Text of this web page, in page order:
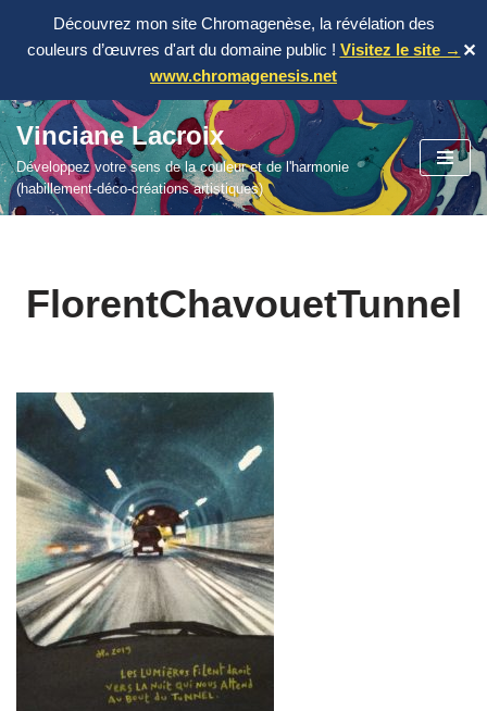
Découvrez mon site Chromagenèse, la révélation des
couleurs d’œuvres d'art du domaine public ! Visitez le site →
www.chromagenesis.net
✕
Aller
au
contenu
Vinciane Lacroix
Développez votre sens de la couleur et de l'harmonie
(habillement-déco-créations artistiques)
FlorentChavouetTunnel